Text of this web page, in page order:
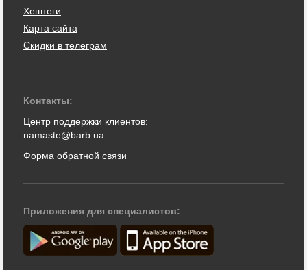
Хештеги
Карта сайта
Скидки в телеграм
Контакты:
Центр поддержки клиентов:
namaste@barb.ua
Форма обратной связи
Приложения для специалистов: